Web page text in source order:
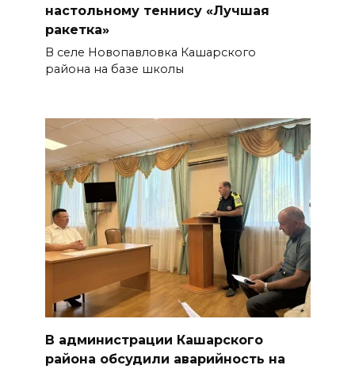
настольному теннису «Лучшая
ракетка»
В селе Новопавловка Кашарского
района на базе школы
В администрации Кашарского
района обсудили аварийность на